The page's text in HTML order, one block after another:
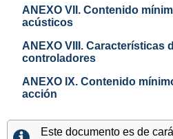
ANEXO VII. Contenido
acústicos
ANEXO VIII. Características
controladores
ANEXO IX. Contenido
acción
Este documento es de